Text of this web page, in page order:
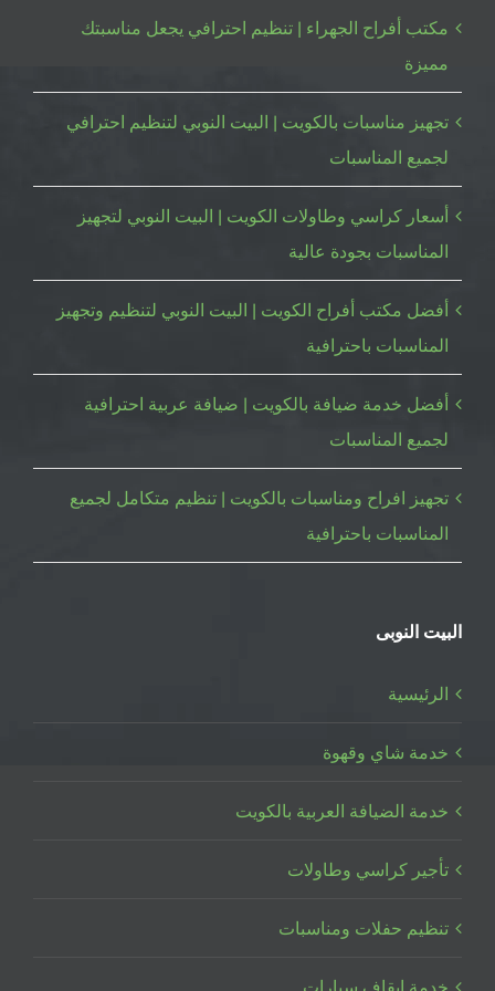
مكتب أفراح الجهراء | تنظيم احترافي يجعل مناسبتك
مميزة
تجهيز مناسبات بالكويت | البيت النوبي لتنظيم احترافي
لجميع المناسبات
أسعار كراسي وطاولات الكويت | البيت النوبي لتجهيز
المناسبات بجودة عالية
أفضل مكتب أفراح الكويت | البيت النوبي لتنظيم وتجهيز
المناسبات باحترافية
أفضل خدمة ضيافة بالكويت | ضيافة عربية احترافية
لجميع المناسبات
تجهيز افراح ومناسبات بالكويت | تنظيم متكامل لجميع
المناسبات باحترافية
البيت النوبى
الرئيسية
خدمة شاي وقهوة
خدمة الضيافة العربية بالكويت
تأجير كراسي وطاولات
تنظيم حفلات ومناسبات
خدمة ايقاف سيارات